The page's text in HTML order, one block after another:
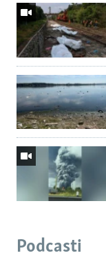
Podcasti